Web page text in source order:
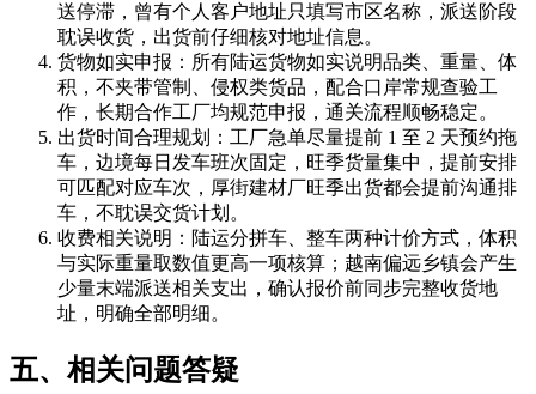
送停滞，曾有个人客户地址只填写市区名称，派送阶段
耽误收货，出货前仔细核对地址信息。
货物如实申报：所有陆运货物如实说明品类、重量、体
积，不夹带管制、侵权类货品，配合口岸常规查验工
作，长期合作工厂均规范申报，通关流程顺畅稳定。
出货时间合理规划：工厂急单尽量提前 1 至 2 天预约拖
车，边境每日发车班次固定，旺季货量集中，提前安排
可匹配对应车次，厚街建材厂旺季出货都会提前沟通排
车，不耽误交货计划。
收费相关说明：陆运分拼车、整车两种计价方式，体积
与实际重量取数值更高一项核算；越南偏远乡镇会产生
少量末端派送相关支出，确认报价前同步完整收货地
址，明确全部明细。
五、相关问题答疑